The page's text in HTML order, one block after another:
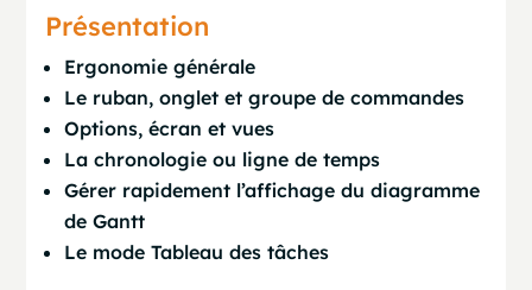
Présentation
Ergonomie générale
Le ruban, onglet et groupe de commandes
Options, écran et vues
La chronologie ou ligne de temps
Gérer rapidement l’affichage du diagramme
de Gantt
Le mode Tableau des tâches